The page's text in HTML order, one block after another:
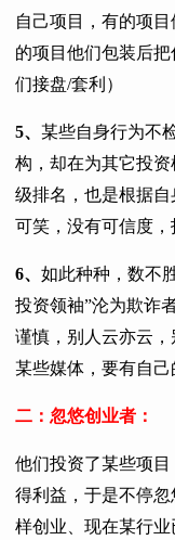
自己项目，有的项
的项目他们包装后
们接盘/套利）
5、 某些自身行为不
构，却在为其它投
级排名，也是根据
可笑，没有可信度，
6、 如此种种，数不
投资领袖”沦为欺诈
谨慎，别人云亦云，
某些媒体，要有自己
二：忽悠创业者：
他们投资了某些项
得利益，于是不停
样创业、现在某行